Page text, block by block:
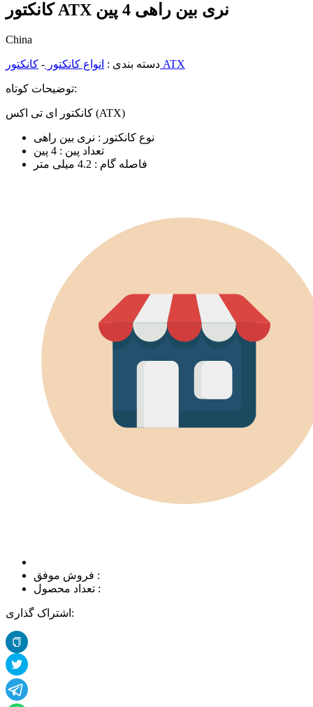
کانکتور ATX نری بین راهی 4 پین
China
دسته بندی : انواع کانکتور - کانکتور ATX
توضیحات کوتاه:
کانکتور ای تی اکس (ATX)
تعداد پین : 4 پین
فاصله گام : 4.2 میلی متر
فروش موفق :
تعداد محصول :
اشتراک گذاری: